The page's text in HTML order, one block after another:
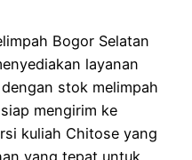
Bogor Selatan
layanan
stok melimpah
mengirim ke
kuliah Chitose yang